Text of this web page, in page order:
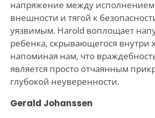
напряжение между исполнением
внешности и тягой к
уязвимым. Harold воплощает
ребенка, скрывающегося внутри
напоминая нам, что
является просто отчаянным
глубокой неуверенности.
Gerald Johanssen